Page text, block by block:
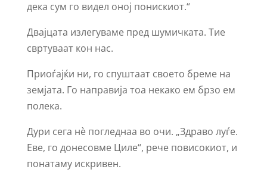
дека сум го видел оној понискиот.“
Двајцата излегуваме пред шумичката. Тие
свртуваат кон нас.
Приоѓајќи ни, го спуштаат своето бреме на
земјата. Го направија тоа некако ем брзо ем
полека.
Дури сега нѐ погледнаа во очи. „Здраво луѓе.
Еве, го донесовме Циле“, рече повисокиот, и
понатаму искривен.